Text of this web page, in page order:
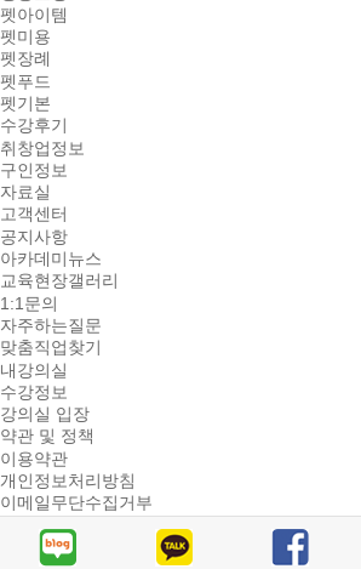
펫아이템
펫미용
펫장례
펫푸드
펫기본
수강후기
취창업정보
구인정보
자료실
고객센터
공지사항
아카데미뉴스
교육현장갤러리
1:1문의
자주하는질문
맞춤직업찾기
내강의실
수강정보
강의실 입장
약관 및 정책
이용약관
개인정보처리방침
이메일무단수집거부